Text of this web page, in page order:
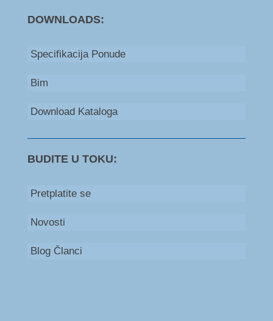
DOWNLOADS:
Specifikacija Ponude
Bim
Download Kataloga
BUDITE U TOKU:
Pretplatite se
Novosti
Blog Članci